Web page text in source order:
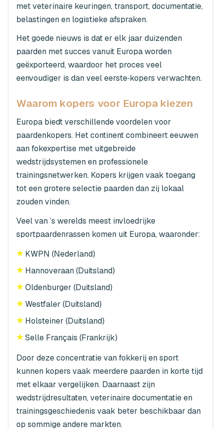
met veterinaire keuringen, transport, documentatie,
belastingen en logistieke afspraken.
Het goede nieuws is dat er elk jaar duizenden
paarden met succes vanuit Europa worden
geëxporteerd, waardoor het proces veel
eenvoudiger is dan veel eerste‑kopers verwachten.
Waarom kopers voor Europa kiezen
Europa biedt verschillende voordelen voor
paardenkopers. Het continent combineert eeuwen
aan fokexpertise met uitgebreide
wedstrijdsystemen en professionele
trainingsnetwerken. Kopers krijgen vaak toegang
tot een grotere selectie paarden dan zij lokaal
zouden vinden.
Veel van ’s werelds meest invloedrijke
sportpaardenrassen komen uit Europa, waaronder:
★ KWPN (Nederland)
★ Hannoveraan (Duitsland)
★Oldenburger (Duitsland)
★Westfaler (Duitsland)
★ Holsteiner (Duitsland)
★Selle Français (Frankrijk)
Door deze concentratie van fokkerij en sport
kunnen kopers vaak meerdere paarden in korte tijd
met elkaar vergelijken. Daarnaast zijn
wedstrijdresultaten, veterinaire documentatie en
trainingsgeschiedenis vaak beter beschikbaar dan
op sommige andere markten.